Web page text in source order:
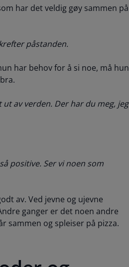
har det veldig gøy sammen på
påstanden.
har behov for å si noe, må hun
ut av verden. Der har du meg, jeg
positive. Ser vi noen som
av. Ved jevne og ujevne
ganger er det noen andre
sammen og spleiser på pizza.